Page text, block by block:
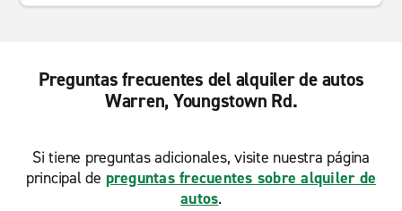
Preguntas frecuentes del alquiler de autos
Warren, Youngstown Rd.
Si tiene preguntas adicionales, visite nuestra página
principal de preguntas frecuentes sobre alquiler de
autos.